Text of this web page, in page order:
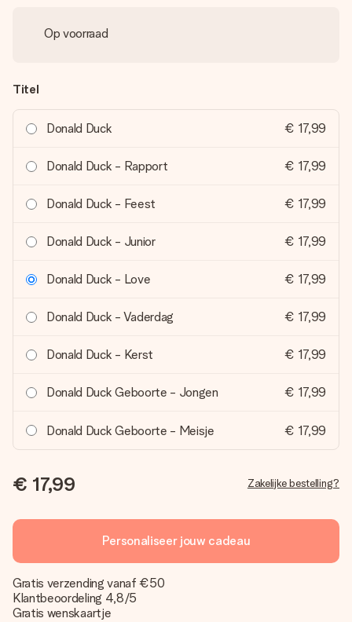
Op voorraad
Titel
Donald Duck € 17,99
Donald Duck - Rapport € 17,99
Donald Duck - Feest € 17,99
Donald Duck - Junior € 17,99
Donald Duck - Love € 17,99
Donald Duck - Vaderdag € 17,99
Donald Duck - Kerst € 17,99
Donald Duck Geboorte - Jongen € 17,99
Donald Duck Geboorte - Meisje € 17,99
€ 17,99 Zakelijke bestelling?
Personaliseer jouw cadeau
Gratis verzending vanaf €50
Klantbeoordeling 4,8/5
Gratis wenskaartje